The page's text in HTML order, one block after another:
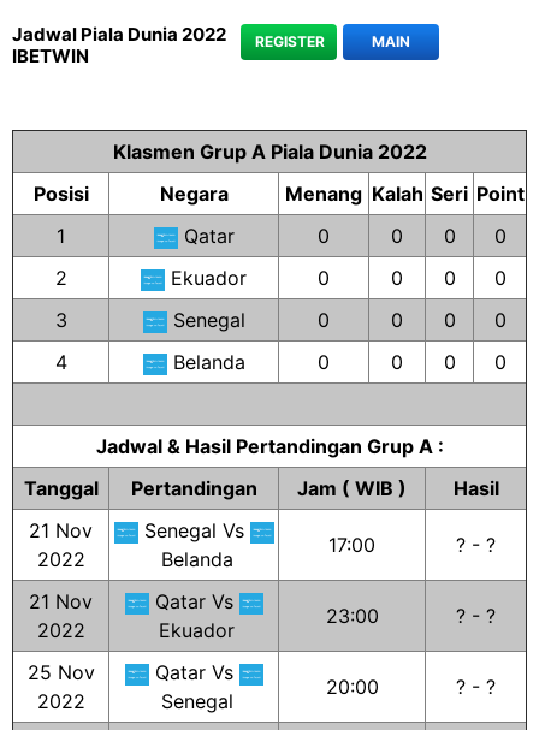
Jadwal Piala Dunia 2022
IBETWIN
REGISTER MAIN
Klasmen Grup A Piala Dunia 2022
Posisi
Negara Menang Kalah Seri Point
1
Qatar 0 0 0
0
2
Ekuador 0 0 0
0
3
Senegal 0 0 0
0
4
Belanda 0 0 0 0
Jadwal & Hasil Pertandingan Grup A :
Tanggal
Pertandingan Jam ( WIB )
Hasil
21 Nov
2022
Senegal Vs
Belanda
17:00 ? - ?
21 Nov
2022
Qatar Vs
Ekuador
23:00 ? - ?
25 Nov
2022
Qatar Vs
Senegal
20:00 ? - ?